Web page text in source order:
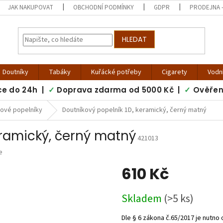
JAK NAKUPOVAT OBCHODNÍ PODMÍNKY GDPR PRODEJNA
HLEDAT
Doutníky Tabáky Kuřácké potřeby Cigarety
do 24h | ✓ Doprava zdarma od 5000 Kč | ✓
popelníky Doutníkový popelník 1D, keramický, černý matný
černý matný421013
610 Kč
cena:
Skladem (>5 ks)